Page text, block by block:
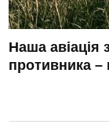
Наша авіація
противника –